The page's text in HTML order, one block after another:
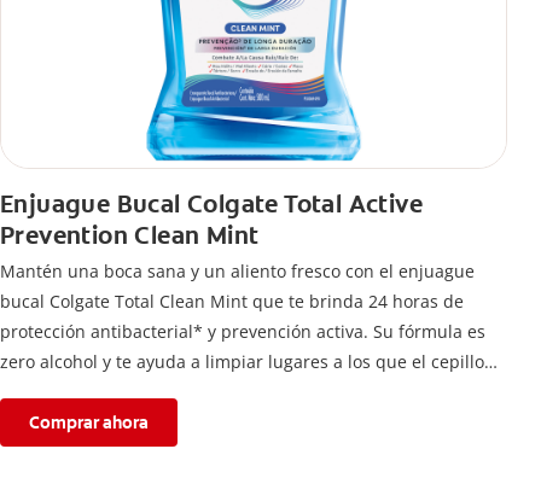
Enjuague Bucal Colgate Total Active
Prevention Clean Mint
Mantén una boca sana y un aliento fresco con el enjuague
bucal Colgate Total Clean Mint que te brinda 24 horas de
protección antibacterial* y prevención activa. Su fórmula es
zero alcohol y te ayuda a limpiar lugares a los que el cepillo
Comprar ahora